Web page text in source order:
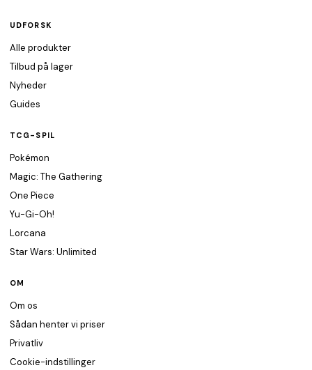
UDFORSK
Alle produkter
Tilbud på lager
Nyheder
Guides
TCG-SPIL
Pokémon
Magic: The Gathering
One Piece
Yu-Gi-Oh!
Lorcana
Star Wars: Unlimited
OM
Om os
Sådan henter vi priser
Privatliv
Cookie-indstillinger